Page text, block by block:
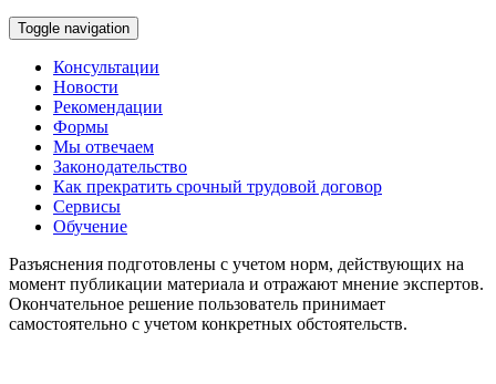
Toggle navigation
Консультации
Новости
Рекомендации
Формы
Мы отвечаем
Законодательство
Как прекратить срочный трудовой договор
Сервисы
Обучение
Разъяснения подготовлены с учетом норм, действующих на
момент публикации материала и отражают мнение экспертов.
Окончательное решение пользователь принимает
самостоятельно с учетом конкретных обстоятельств.